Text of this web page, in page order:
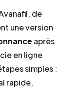
de
une version
après
en ligne
simples :
rapide,